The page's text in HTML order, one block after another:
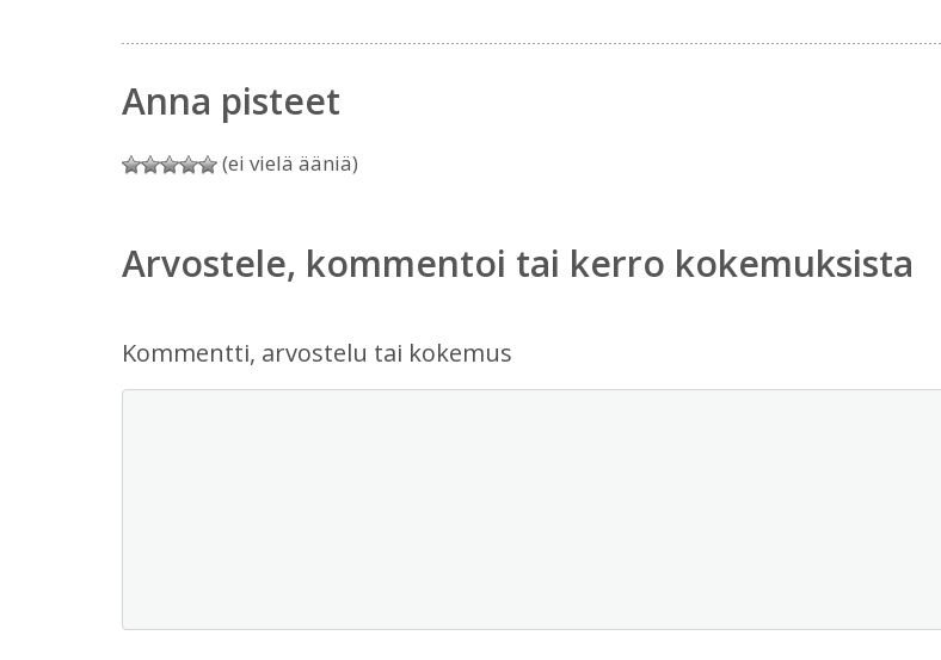
Anna pisteet
(ei vielä ääniä)
Arvostele, kommentoi tai kerro kokemuksista
Kommentti, arvostelu tai kokemus